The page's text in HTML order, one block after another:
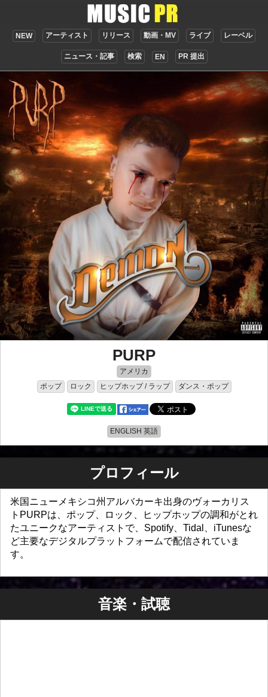
NEW アーティスト リリース 動画・MV ライブ レーベル
ニュース・記事 検索 EN PR 提出
PURP
アメリカ
ポップ
ロック ヒップホップ / ラップ ダンス・ポップ
ENGLISH 英語
プロフィール
米国ニューメキシコ州アルバカーキ出身のヴォーカリス
トPURPは、ポップ、ロック、ヒップホップの調和がとれ
たユニークなアーティストで、Spotify、Tidal、iTunesな
ど主要なデジタルプラットフォームで配信されていま
す。
音楽・試聴